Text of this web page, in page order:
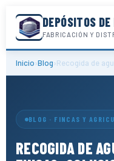
DEPÓSITOS
FABRICACIÓN Y
Inicio›Blog›Recogida de
BLOG · FINCAS Y
RECOGIDA DE